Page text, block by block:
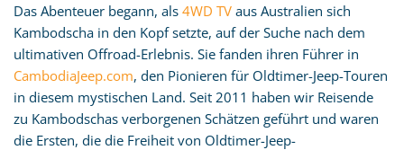
Das Abenteuer begann, als 4WD TV aus Australien sich
Kambodscha in den Kopf setzte, auf der Suche nach dem
ultimativen Offroad-Erlebnis. Sie fanden ihren Führer in
CambodiaJeep.com, den Pionieren für Oldtimer-Jeep-Touren
in diesem mystischen Land. Seit 2011 haben wir Reisende
zu Kambodschas verborgenen Schätzen geführt und waren
die Ersten, die die Freiheit von Oldtimer-Jeep-